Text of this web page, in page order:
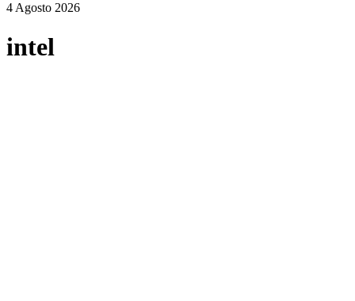
4 Agosto 2026
intel